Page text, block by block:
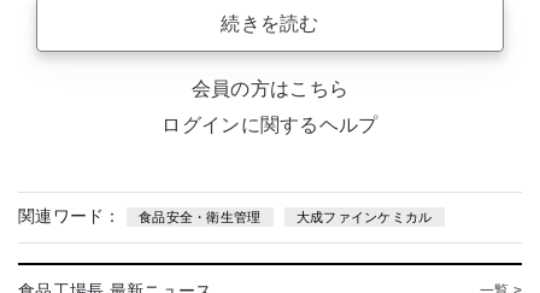
続きを読む
会員の方はこちら
ログインに関するヘルプ
関連ワード： 食品安全・衛生管理 大成ファインケミカル